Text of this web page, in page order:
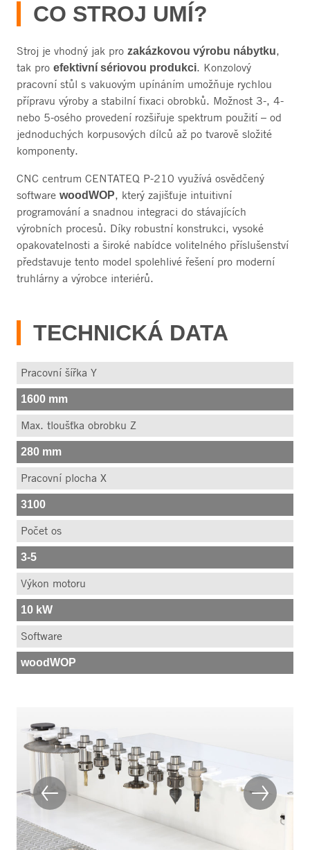
CO STROJ UMÍ?
Stroj je vhodný jak pro zakázkovou výrobu nábytku,
tak pro efektivní sériovou produkci. Konzolový
pracovní stůl s vakuovým upínáním umožňuje rychlou
přípravu výroby a stabilní fixaci obrobků. Možnost 3-, 4-
nebo 5-osého provedení rozšiřuje spektrum použití – od
jednoduchých korpusových dílců až po tvarově složité
komponenty.
CNC centrum CENTATEQ P-210 využívá osvědčený
software woodWOP, který zajišťuje intuitivní
programování a snadnou integraci do stávajících
výrobních procesů. Díky robustní konstrukci, vysoké
opakovatelnosti a široké nabídce volitelného příslušenství
představuje tento model spolehlivé řešení pro moderní
truhlárny a výrobce interiérů.
TECHNICKÁ DATA
Pracovní šířka Y
1600 mm
Max. tloušťka obrobku Z
280 mm
Pracovní plocha X
3100
Počet os
3-5
Výkon motoru
10 kW
Software
woodWOP